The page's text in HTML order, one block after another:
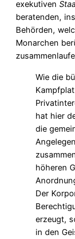
exekutiven
beratenden,
Behörden,
Monarchen
Wie die
hat hier
die
höheren
Der
erzeugt,
in den